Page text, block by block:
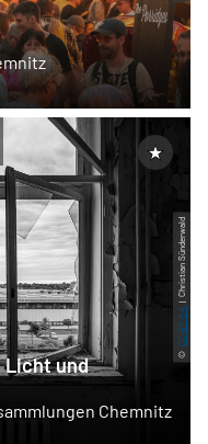
©
CC-BY-SA
| Christian Sünderwald
Licht und
Chemnitz